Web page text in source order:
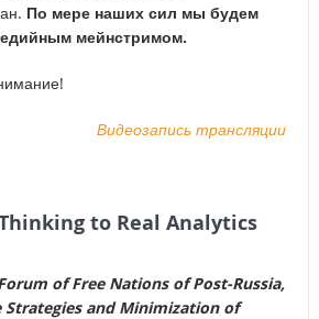
По мере наших сил мы будем
мейнстримом.
Видеозапись трансляции
to Real Analytics
of Free Nations of Post-Russia,
Strategies and Minimization of